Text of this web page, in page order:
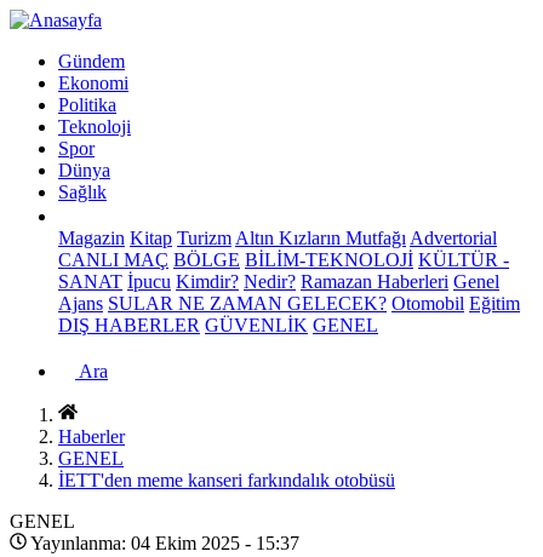
Gündem
Ekonomi
Politika
Teknoloji
Spor
Dünya
Sağlık
Magazin Kitap Turizm Altın Kızların Mutfağı Advertorial
CANLI MAÇ BÖLGE BİLİM-TEKNOLOJİ KÜLTÜR -
SANAT İpucu Kimdir? Nedir? Ramazan Haberleri Genel
Ajans SULAR NE ZAMAN GELECEK? Otomobil Eğitim
DIŞ HABERLER GÜVENLİK GENEL
Ara
Haberler
GENEL
İETT'den meme kanseri farkındalık otobüsü
GENEL
Yayınlanma: 04 Ekim 2025 - 15:37